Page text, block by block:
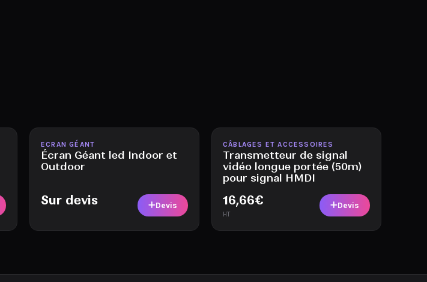
Disponible
ECRAN GÉANT
Écran Géant led Indoor et
Outdoor
Sur devis Devis
Disponible
CÂBLAGES ET ACCESSOIRES
Transmetteur de signal
vidéo longue portée (50m)
pour signal HMDI
16,66€
HT
Devis